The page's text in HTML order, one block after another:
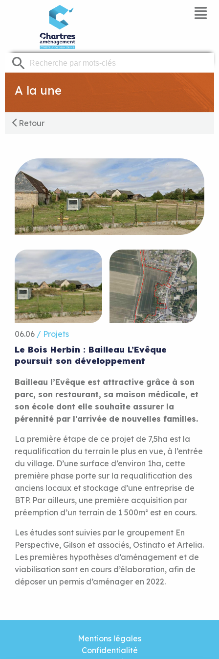
A la une
Retour
06.06 / Projets
Le Bois Herbin : Bailleau L’Evêque
poursuit son développement
Bailleau l’Evêque est attractive grâce à son
parc, son restaurant, sa maison médicale, et
son école dont elle souhaite assurer la
pérennité par l’arrivée de nouvelles familles.
La première étape de ce projet de 7,5ha est la
requalification du terrain le plus en vue, à l’entrée
du village. D’une surface d’environ 1ha, cette
première phase porte sur la requalification des
anciens locaux et stockage d’une entreprise de
BTP. Par ailleurs, une première acquisition par
préemption d’un terrain de 1 500m² est en cours.
Les études sont suivies par le groupement En
Perspective, Gilson et associés, Ostinato et Artelia.
Les premières hypothèses d’aménagement et de
viabilisation sont en cours d’élaboration, afin de
déposer un permis d’aménager en 2022.
Mentions légales
Confidentialité
Panneau de gestion des cookies